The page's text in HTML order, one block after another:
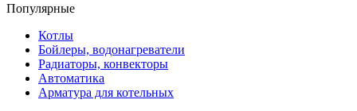
Популярные
Котлы
Бойлеры, водонагреватели
Радиаторы, конвекторы
Автоматика
Арматура для котельных